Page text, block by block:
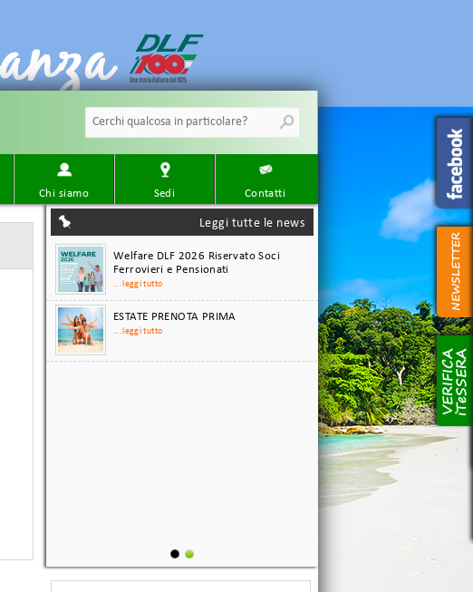
Chi siamo Sedi Contatti
Leggi tutte le news
Guarda il Video
...leggi tutto
Porposte Estate 2026
...leggi tutto
...leggi tutto
Ieri e oggi ricordi di un cittadino-
ferroviere
Welfare DLF 2026 Riservato Soci
Ferrovieri e Pensionati
...leggi tutto
ESTATE PRENOTA PRIMA
...leggi tutto